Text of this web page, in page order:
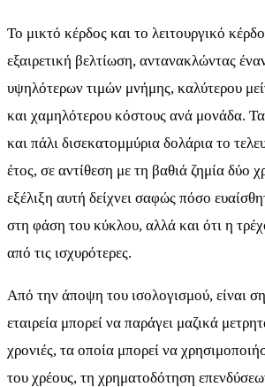
Το μικτό κέρδος και το λειτουργικό
εξαιρετική βελτίωση, αντανακλώντας
υψηλότερων τιμών μνήμης, καλύτερου
και χαμηλότερου κόστους ανά μονάδα.
και πάλι δισεκατομμύρια δολάρια το
έτος, σε αντίθεση με τη βαθιά ζημία δύο
εξέλιξη αυτή δείχνει σαφώς πόσο
στη φάση του κύκλου, αλλά και ότι η
από τις ισχυρότερες.
Από την άποψη του ισολογισμού, είναι
εταιρεία μπορεί να παράγει μαζικά
χρονιές, τα οποία μπορεί να
του χρέους, τη χρηματοδότηση